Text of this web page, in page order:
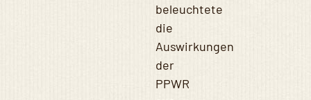
beleuchtete
die
Auswirkungen
der
PPWR